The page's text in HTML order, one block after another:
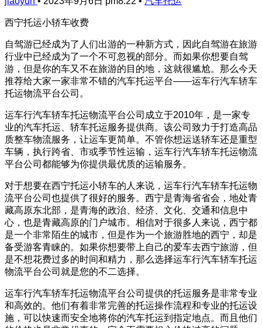
西宁托运小轿车收费
自驾游已经成为了人们出游的一种新方式，因此自驾游在旅游
行业中已经成为了一个不可忽视的部分。而如果你想要自驾
游，但是你的车又不在旅游的目的地，这就很尴尬。那么今天
推荐给大家一家非常不错的汽车托运平台——运车行汽车轿车
托运物流平台公司。
运车行汽车轿车托运物流平台公司成立于2010年，是一家专
业的汽车托运、轿车托运服务提供商。该公司致力于打造高品
质整车物流服务，让运车更简单。不管你想运送轿车还是重型
车辆，执行跨省、市或季节性运输，运车行汽车轿车托运物流
平台公司都能够为你提供最优质的运输服务。
对于想要在西宁托运小轿车的人来说，运车行汽车轿车托运物
流平台公司也提供了很好的服务。西宁是青海省省会，地处青
藏高原东北部，是青海的政治、经济、文化、交通和信息中
心，也是青藏高原的门户城市。相信对于很多人来说，西宁都
是一个非常陌生的城市，但是作为一个旅游胜地的西宁，却是
备受游客青睐的。如果你想要带上自己的爱车去西宁旅游，但
是不想花费过多的时间和精力，那么选择运车行汽车轿车托运
物流平台公司就是您的不二选择。
运车行汽车轿车托运物流平台公司提供的托运服务是非常专业
和高效的。他们有着非常完善的托运操作流程和专业的托运设
施，可以快速而安全地将你的汽车托运到指定地点。而且他们